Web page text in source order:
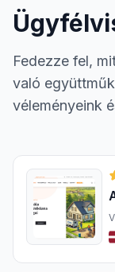
Fedezze fel,
való
véleményeink